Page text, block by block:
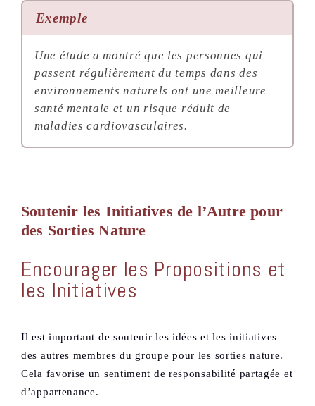
Exemple
Une étude a montré que les personnes qui
passent régulièrement du temps dans des
environnements naturels ont une meilleure
santé mentale et un risque réduit de
maladies cardiovasculaires.
Soutenir les Initiatives de l’Autre pour
des Sorties Nature
Encourager les Propositions et
les Initiatives
Il est important de soutenir les idées et les initiatives
des autres membres du groupe pour les sorties nature.
Cela favorise un sentiment de responsabilité partagée et
d’appartenance.